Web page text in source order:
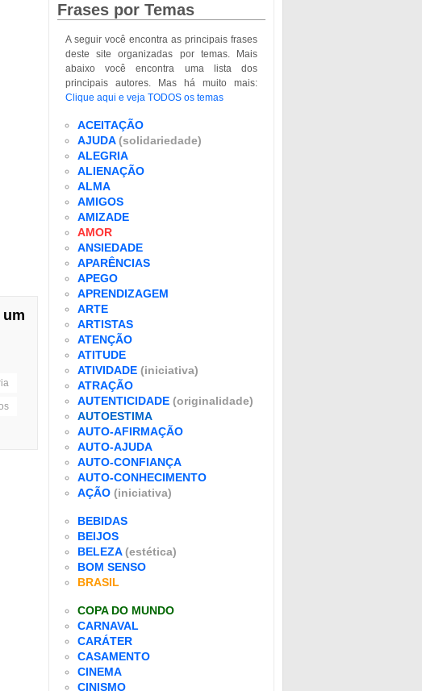
Frases por Temas
A seguir você encontra as principais frases
deste site organizadas por temas. Mais
abaixo você encontra uma lista dos
principais autores. Mas há muito mais:
Clique aqui e veja TODOS os temas
ACEITAÇÃO
AJUDA(solidariedade)
ALEGRIA
ALIENAÇÃO
ALMA
AMIGOS
AMIZADE
AMOR
ANSIEDADE
APARÊNCIAS
APEGO
APRENDIZAGEM
ARTE
ARTISTAS
ATENÇÃO
ATITUDE
ATIVIDADE (iniciativa)
ATRAÇÃO
AUTENTICIDADE (originalidade)
AUTOESTIMA
AUTO-AFIRMAÇÃO
AUTO-AJUDA
AUTO-CONFIANÇA
AUTO-CONHECIMENTO
AÇÃO (iniciativa)
BEBIDAS
BEIJOS
BELEZA(estética)
BOM SENSO
BRASIL
COPA DO MUNDO
CARNAVAL
CARÁTER
CASAMENTO
CINEMA
CINISMO